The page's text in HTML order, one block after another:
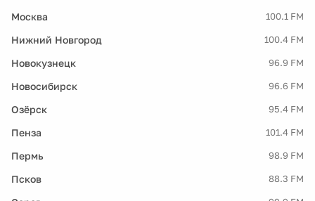
Москва 100.1 FM
Нижний Новгород 100.4 FM
Новокузнецк 96.9 FM
Новосибирск 96.6 FM
Озёрск 95.4 FM
Пенза 101.4 FM
Пермь 98.9 FM
Псков 88.3 FM